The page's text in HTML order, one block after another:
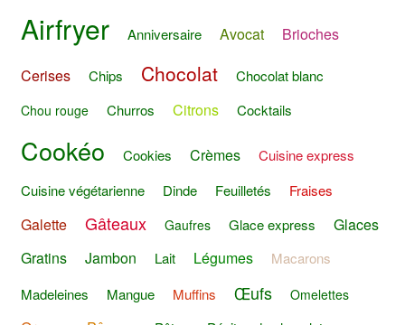
Airfryer Anniversaire Avocat Brioches
Cerises Chips Chocolat Chocolat blanc
Chou rouge Churros Citrons Cocktails
Cookéo Cookies Crèmes
Cuisine express
Cuisine végétarienne
Dinde Feuilletés Fraises
Galette Gâteaux Gaufres Glace express
Glaces
Gratins
Jambon Lait Légumes
Macarons
Madeleines
Mangue Muffins Œufs Omelettes